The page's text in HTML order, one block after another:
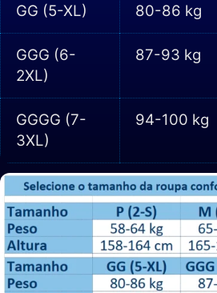
GG (5-XL) 80-86 kg
GGG (6-
2XL)
87-93 kg
GGGG (7-
3XL)
94-100 kg